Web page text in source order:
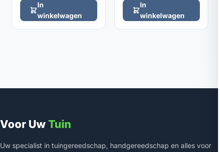
In
winkelwagen
In
winkelwagen
Voor UwTuin
Uw specialist in tuingereedschap, handgereedschap en alles voor